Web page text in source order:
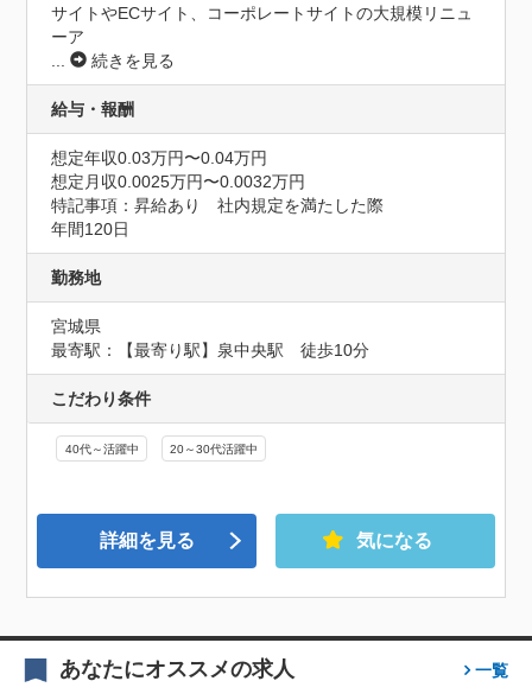
サイトやECサイト、コーポレートサイトの大規模リニュ
ーア
...
続きを見る
給与・報酬
想定年収0.03万円〜0.04万円
想定月収0.0025万円〜0.0032万円
特記事項：昇給あり　社内規定を満たした際
年間120日
勤務地
宮城県
最寄駅：【最寄り駅】泉中央駅　徒歩10分
こだわり条件
40代～活躍中 20～30代活躍中
詳細を見る 気になる
あなたにオススメの求人 一覧